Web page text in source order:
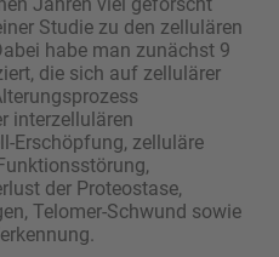
Jahren viel geforscht
Studie zu den zellulären
habe man zunächst 9
die sich auf zellulärer
interzellulären
Erschöpfung, zelluläre
der Proteostase,
Telomer-Schwund sowie